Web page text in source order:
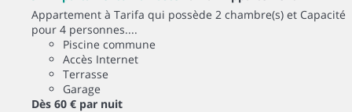
Appartement à Tarifa qui possède 2 chambre(s) et Capacité
pour 4 personnes....
Piscine commune
Accès Internet
Terrasse
Garage
Dès 60 € par nuit